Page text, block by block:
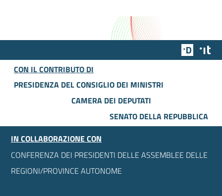
Team
CON IL CONTRIBUTO DI
PRESIDENZA DEL CONSIGLIO DEI MINISTRI
CAMERA DEI DEPUTATI
SENATO DELLA REPUBBLICA
IN COLLABORAZIONE CON
CONFERENZA DEI PRESIDENTI DELLE ASSEMBLEE DELLE
REGIONI/PROVINCE AUTONOME